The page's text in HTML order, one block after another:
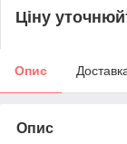
Ціну
Опис
Опис